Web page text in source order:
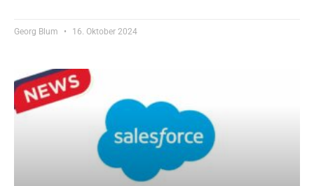
Georg Blum 16. Oktober 2024